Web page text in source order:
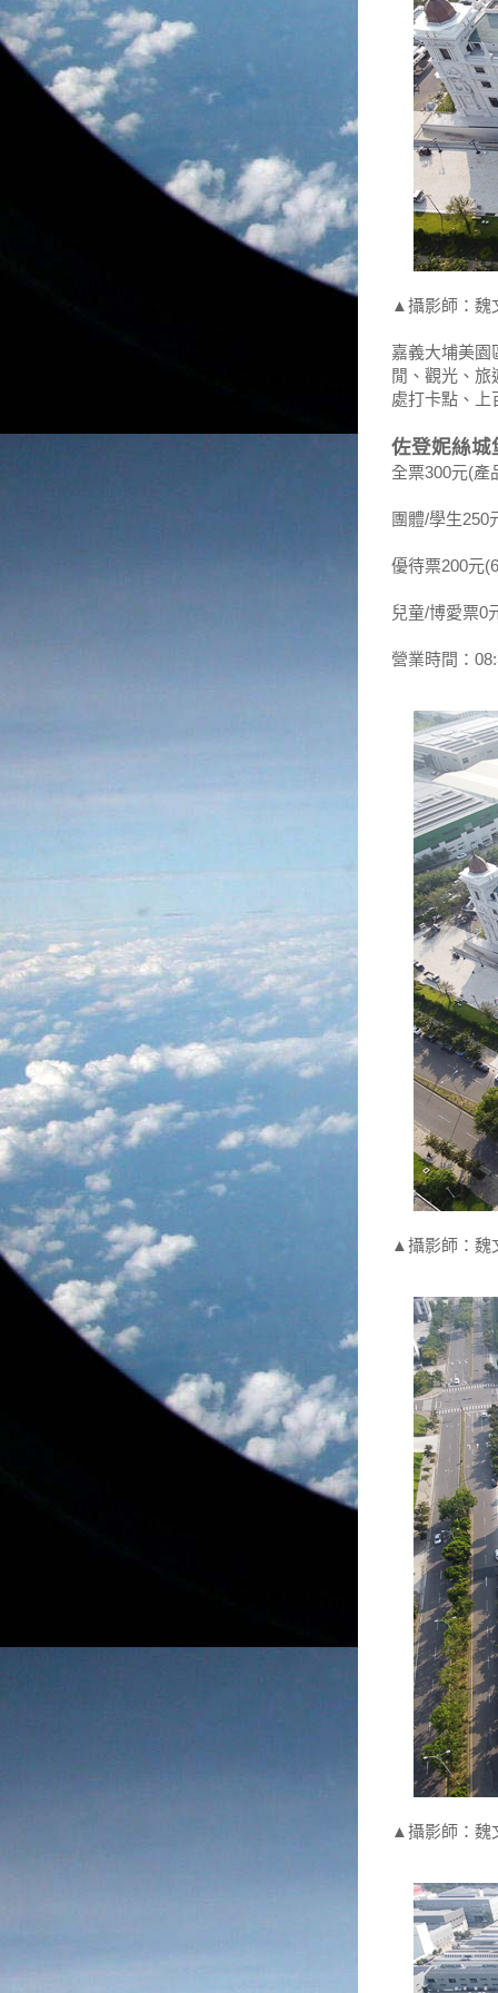
▲攝影師：魏
嘉義大埔美園
閒、觀光、
處打卡點、上
佐登妮絲城
全票300元(產
團體/學生250
優待票200元
兒童/博愛票0
營業時間：
▲攝影師：魏
▲攝影師：魏